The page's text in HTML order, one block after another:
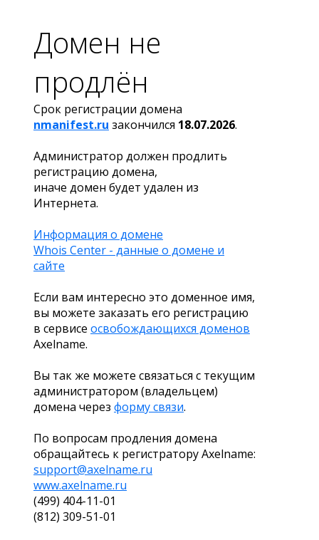
Домен не
продлён
Срок регистрации домена
nmanifest.ru закончился 18.07.2026.
Администратор должен продлить
регистрацию домена,
иначе домен будет удален из
Интернета.
Информация о домене
Whois Center - данные о домене и
сайте
Если вам интересно это доменное имя,
вы можете заказать его регистрацию
в сервисе освобождающихся доменов
Axelname.
Вы так же можете связаться с текущим
администратором (владельцем)
домена через форму связи.
По вопросам продления домена
обращайтесь к регистратору Axelname:
support@axelname.ru
www.axelname.ru
(499) 404-11-01
(812) 309-51-01